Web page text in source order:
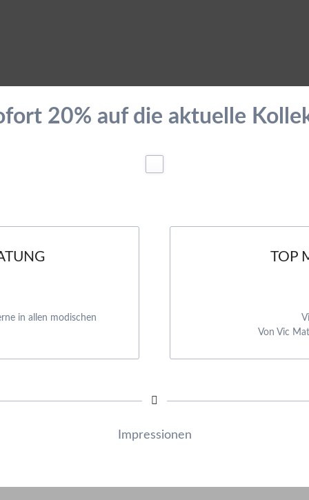
20% auf die aktuelle
in allen modischen
TOP
Von Vic
Impressionen